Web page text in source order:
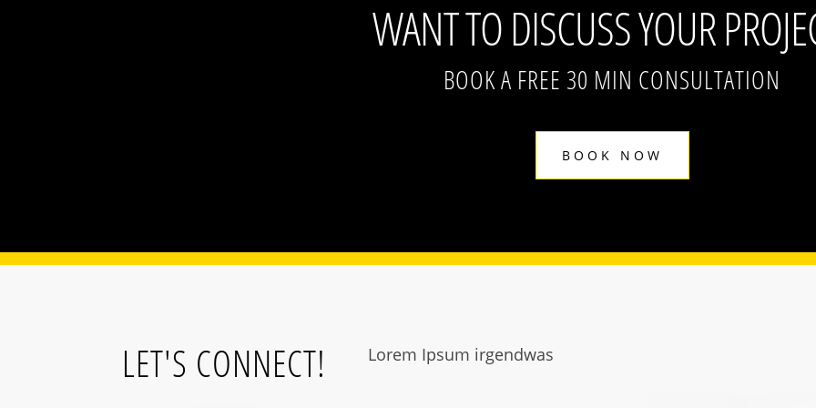
WANT TO DISCUSS YOUR
BOOK A FREE 30 MIN CONSULTATION
BOOK NOW
LET'S CONNECT! Lorem Ipsum irgendwas